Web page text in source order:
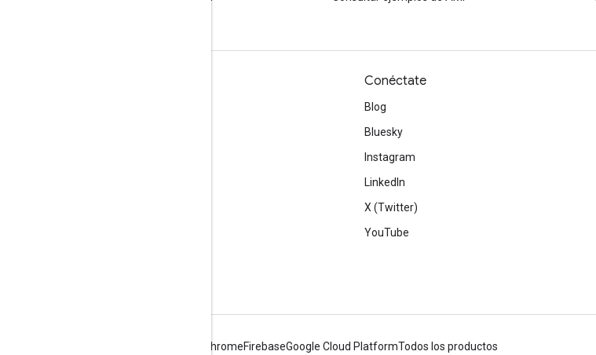
Conéctate
Blog
Bluesky
Instagram
LinkedIn
X (Twitter)
YouTube
ChromeFirebaseGoogle Cloud PlatformTodos los productos